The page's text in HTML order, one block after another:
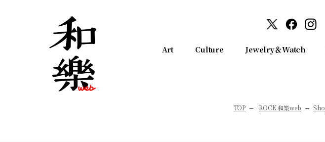
Art Culture Jewelry＆Watch
TOP ROCK 和樂web